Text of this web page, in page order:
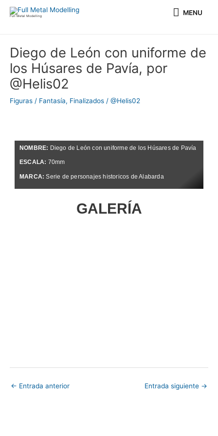
Full Metal Modelling MENU
MENU
Diego de León con uniforme de
los Húsares de Pavía, por
@Helis02
Figuras / Fantasía, Finalizados / @Helis02
NOMBRE: Diego de León con uniforme de los Húsares de Pavía
ESCALA: 70mm
MARCA: Serie de personajes historicos de Alabarda
GALERÍA
de
entradas
← Entrada anterior Entrada siguiente →